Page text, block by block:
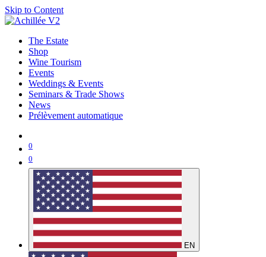
Skip to Content
The Estate
Shop
Wine Tourism
Events
Weddings & Events
Seminars & Trade Shows
News
Prélèvement automatique
0
0
EN